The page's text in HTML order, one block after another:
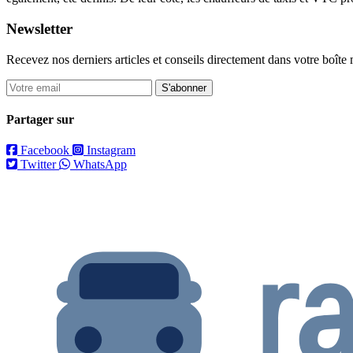
Newsletter
Recevez nos derniers articles et conseils directement dans votre boîte
S'abonner
Partager sur
Facebook
Instagram
Twitter
WhatsApp